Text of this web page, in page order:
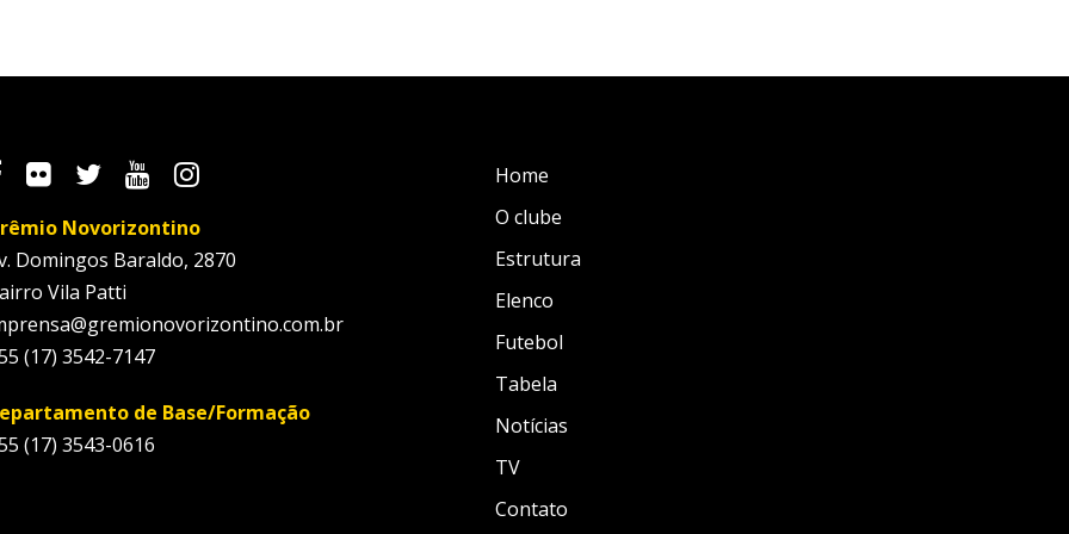
Novorizontino
Domingos Baraldo, 2870
Vila Patti
(17) 3542-7147
de Base/Formação
(17) 3543-0616
Home
O clube
Estrutura
Elenco
Futebol
Tabela
Notícias
TV
Contato